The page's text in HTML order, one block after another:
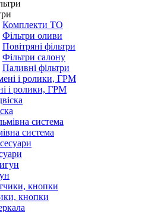
Комплекти ТО
Фільтри оливи
Повітряні фільтри
Фільтри салону
Паливні фільтри
і ролики, ГРМ
система
кнопки